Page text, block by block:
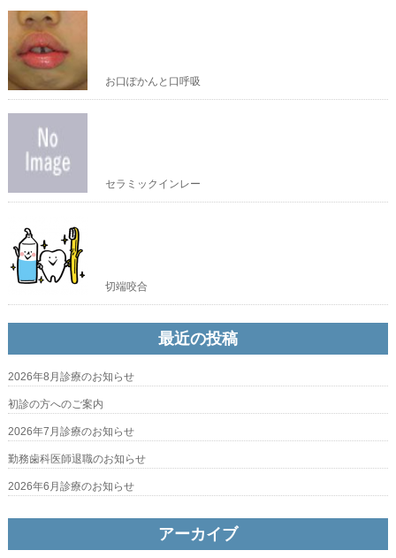
お口ぽかんと口呼吸
セラミックインレー
切端咬合
最近の投稿
2026年8月診療のお知らせ
初診の方へのご案内
2026年7月診療のお知らせ
勤務歯科医師退職のお知らせ
2026年6月診療のお知らせ
アーカイブ